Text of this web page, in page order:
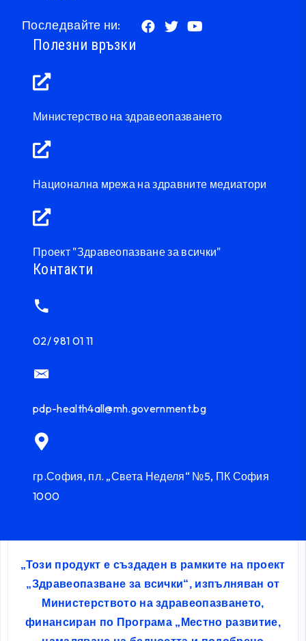
Последвайте ни:
Полезни връзки
Министерство на здравеопазването
Национална мрежа на здравните медиатори
Проект "Здравеопазване за всички"
Контакти
02/ 981 01 11
pdp-health4all@mh.government.bg
гр.София, пл. „Света Неделя“ №5, ПК София
1000
„Този продукт е създаден в рамките на проект
„Здравеопазване за всички“, изпълняван от
Министерството на здравеопазването,
финансиран по Програма „Местно развитие,